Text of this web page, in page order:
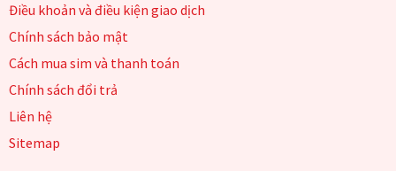
Điều khoản và điều kiện giao dịch
Chính sách bảo mật
Cách mua sim và thanh toán
Chính sách đổi trả
Liên hệ
Sitemap